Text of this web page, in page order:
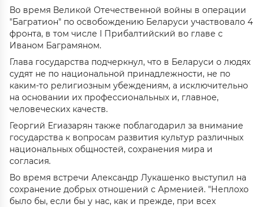
Во время Великой Отечественной войны в операции
"Багратион" по освобождению Беларуси участвовало 4
фронта, в том числе I Прибалтийский во главе с
Иваном Баграмяном.
Глава государства подчеркнул, что в Беларуси о людях
судят не по национальной принадлежности, не по
каким-то религиозным убеждениям, а исключительно
на основании их профессиональных и, главное,
человеческих качеств.
Георгий Егиазарян также поблагодарил за внимание
государства к вопросам развития культур различных
национальных общностей, сохранения мира и
согласия.
Во время встречи Александр Лукашенко выступил на
сохранение добрых отношений с Арменией. "Неплохо
было бы, если бы у нас, как и прежде, при всех